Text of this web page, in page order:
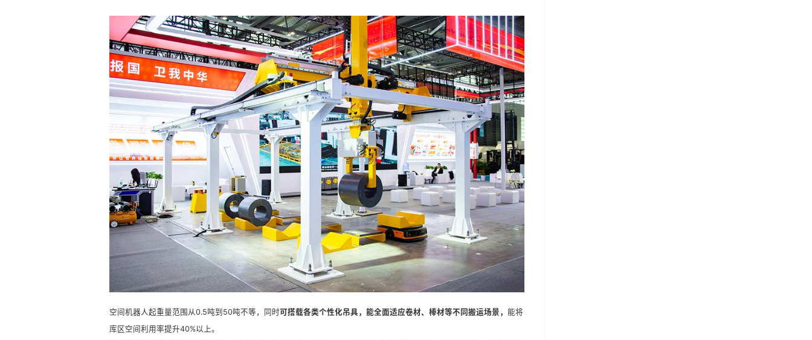
空间机器人起重量范围从0.5吨到50吨不等，同时可搭载各类个性化吊具，能全面适应卷材、棒材等不同搬运场景，能将
库区空间利用率提升40%以上。